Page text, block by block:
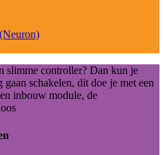
slimme controller? Dan kun je
schakelen, dit doe je met een
inbouw module, de